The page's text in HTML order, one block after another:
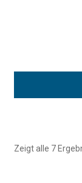
Zeigt alle 7